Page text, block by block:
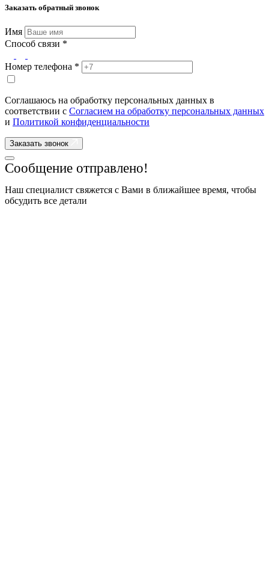
Заказать обратный звонок
Имя
Способ связи *
Номер телефона *
Соглашаюсь на обработку персональных данных в
соответствии с Согласием на обработку персональных данных
и Политикой конфиденциальности
Заказать звонок
Сообщение отправлено!
Наш специалист свяжется с Вами в ближайшее время, чтобы
обсудить все детали